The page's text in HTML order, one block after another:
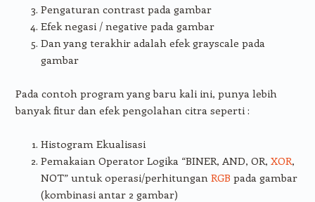
Pengaturan contrast pada gambar
Efek negasi / negative pada gambar
Dan yang terakhir adalah efek grayscale pada
gambar
Pada contoh program yang baru kali ini, punya lebih
banyak fitur dan efek pengolahan citra seperti :
Histogram Ekualisasi
Pemakaian Operator Logika “BINER, AND, OR, XOR,
NOT” untuk operasi/perhitungan RGB pada gambar
(kombinasi antar 2 gambar)